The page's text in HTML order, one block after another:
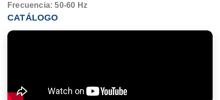
Frecuencia: 50-60 Hz
CATÁLOGO